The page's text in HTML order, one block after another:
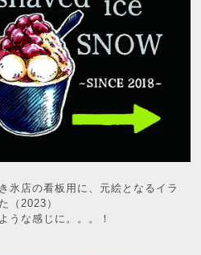
氷店の看板用に、元絵となるイラ
（2023）
うな感じに。。。！